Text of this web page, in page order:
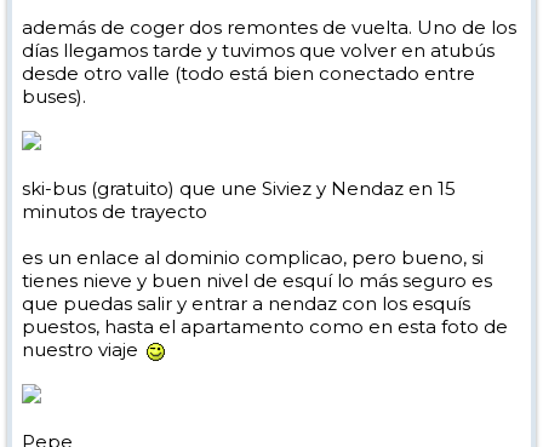
además de coger dos remontes de vuelta. Uno de los
días llegamos tarde y tuvimos que volver en atubús
desde otro valle (todo está bien conectado entre
buses).
ski-bus (gratuito) que une Siviez y Nendaz en 15
minutos de trayecto
es un enlace al dominio complicao, pero bueno, si
tienes nieve y buen nivel de esquí lo más seguro es
que puedas salir y entrar a nendaz con los esquís
puestos, hasta el apartamento como en esta foto de
nuestro viaje
Pepe